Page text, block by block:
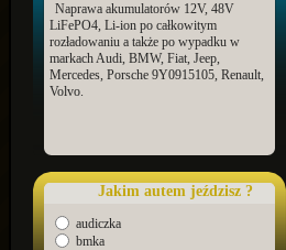
Naprawa akumulatorów 12V, 48V
LiFePO4, Li-ion po całkowitym
rozładowaniu a także po wypadku w
markach Audi, BMW, Fiat, Jeep,
Mercedes, Porsche 9Y0915105, Renault,
Volvo.
Jakim autem jeździsz ?
audiczka
bmka